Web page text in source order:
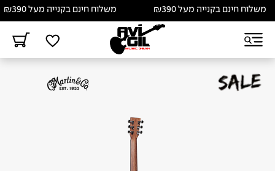
חינם בקנייה מעל ₪390 משלוח חינם בקנייה מעל ₪390